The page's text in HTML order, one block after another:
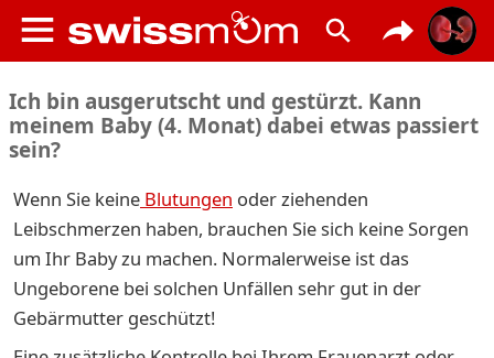
Ich bin ausgerutscht und gestürzt. Kann
meinem Baby (4. Monat) dabei etwas passiert
sein?
Wenn Sie keine Blutungen oder ziehenden
Leibschmerzen haben, brauchen Sie sich keine Sorgen
um Ihr Baby zu machen. Normalerweise ist das
Ungeborene bei solchen Unfällen sehr gut in der
Gebärmutter geschützt!